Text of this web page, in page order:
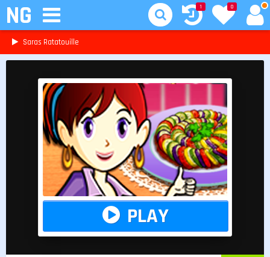
NG 0
1
Saras Ratatouille
PLAY